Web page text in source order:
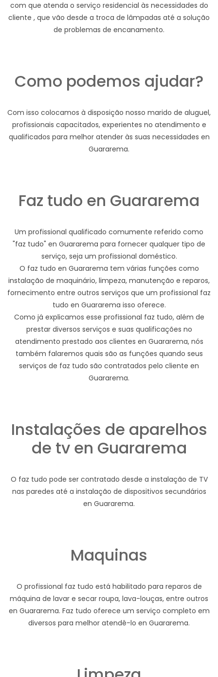
com que atenda o serviço residencial às necessidades do
cliente , que vão desde a troca de lâmpadas até a solução
de problemas de encanamento.
Como podemos ajudar?
Com isso colocamos à disposição nosso marido de aluguel,
profissionais capacitados, experientes no atendimento e
qualificados para melhor atender às suas necessidades en
Guararema.
Faz tudo en Guararema
Um profissional qualificado comumente referido como
"faz tudo" en Guararema para fornecer qualquer tipo de
serviço, seja um profissional doméstico.
O faz tudo en Guararema tem várias funções como
instalação de maquinário, limpeza, manutenção e reparos,
fornecimento entre outros serviços que um profissional faz
tudo en Guararema isso oferece.
Como já explicamos esse profissional faz tudo, além de
prestar diversos serviços e suas qualificações no
atendimento prestado aos clientes en Guararema, nós
também falaremos quais são as funções quando seus
serviços de faz tudo são contratados pelo cliente en
Guararema.
Instalações de aparelhos
de tv en Guararema
O faz tudo pode ser contratado desde a instalação de TV
nas paredes até a instalação de dispositivos secundários
en Guararema.
Maquinas
O profissional faz tudo está habilitado para reparos de
máquina de lavar e secar roupa, lava-louças, entre outros
en Guararema. Faz tudo oferece um serviço completo em
diversos para melhor atendê-lo en Guararema.